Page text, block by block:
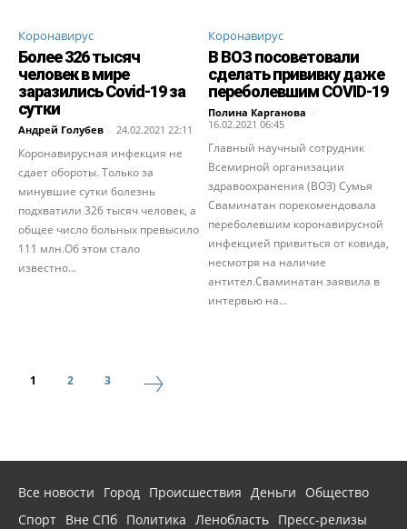
Коронавирус
Более 326 тысяч
человек в мире
заразились Covid-19 за
сутки
Андрей Голубев - 24.02.2021 22:11
Коронавирусная инфекция не
сдает обороты. Только за
минувшие сутки болезнь
подхватили 326 тысяч человек, а
общее число больных превысило
111 млн.Об этом стало
известно...
Коронавирус
В ВОЗ посоветовали
сделать прививку даже
переболевшим COVID-19
Полина Карганова -
16.02.2021 06:45
Главный научный сотрудник
Всемирной организации
здравоохранения (ВОЗ) Сумья
Сваминатан порекомендовала
переболевшим коронавирусной
инфекцией привиться от ковида,
несмотря на наличие
антител.Сваминатан заявила в
интервью на...
1 2 3
Все новости Город Происшествия Деньги
Общество
Спорт Вне СПб Политика Ленобласть Пресс-релизы